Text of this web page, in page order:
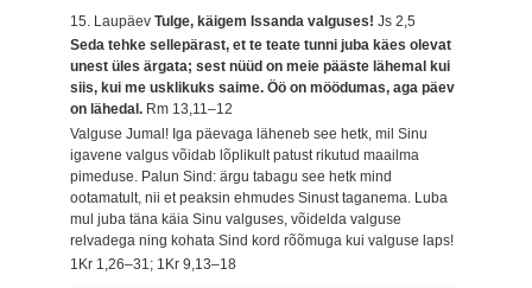
15. LaupäevTulge, käigem Issanda valguses!Js 2,5
Seda tehke sellepärast, et te teate tunni juba käes olevat
unest üles ärgata; sest nüüd on meie pääste lähemal kui
siis, kui me usklikuks saime. Öö on möödumas, aga päev
on lähedal. Rm 13,11–12
Valguse Jumal! Iga päevaga läheneb see hetk, mil Sinu
igavene valgus võidab lõplikult patust rikutud maailma
pimeduse. Palun Sind: ärgu tabagu see hetk mind
ootamatult, nii et peaksin ehmudes Sinust taganema. Luba
mul juba täna käia Sinu valguses, võidelda valguse
relvadega ning kohata Sind kord rõõmuga kui valguse laps!
1Kr 1,26–31; 1Kr 9,13–18